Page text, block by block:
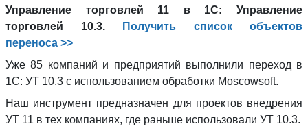
Управление торговлей 11 в 1С: Управление
торговлей 10.3.
Получить список объектов
переноса >>
Уже 85 компаний и предприятий выполнили переход в
1С: УТ 10.3 с использованием обработки Moscowsoft.
Наш инструмент предназначен для проектов внедрения
УТ 11 в тех компаниях, где раньше использовали УТ 10.3.